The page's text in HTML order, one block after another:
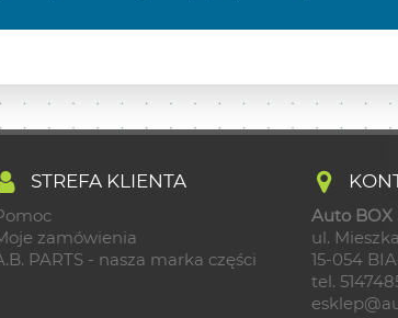
STREFA KLIENTA
zamówienia
PARTS - nasza marka części
Auto BOX
ul.
15-054
tel.